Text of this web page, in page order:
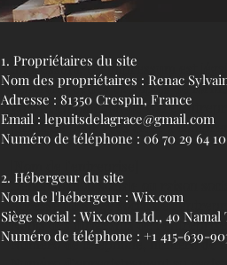
Impressum. Un impressum est
générales et des exemples de
varient en fonction de votre
juridique pour vous aider à
Dénomination sociale ou raison
Adresse du siège social de
Noms des dirigeants de l’entreprise
Numéro de téléphone, numéro de
1. Propriétaires du site
Nom des propriétaires : Renac
Adresse : 81350 Crespin, France
Email : lepuitsdelagrace@gmail.com
Numéro de téléphone : 06 70 29 64 10
2. Hébergeur du site
Nom de l'hébergeur : Wix.com
Siège social : Wix.com Ltd., 40 Namal
Numéro de téléphone : +1 415-639-